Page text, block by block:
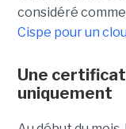
considéré
Cispe pour un
Une
uniquement